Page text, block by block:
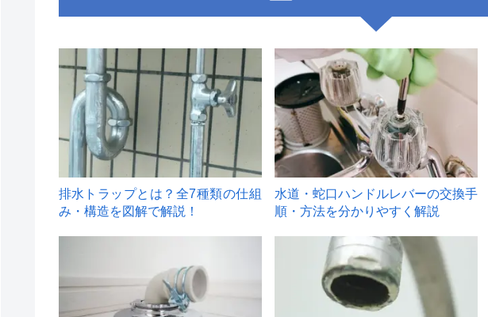
1
排水トラップとは？全7種類の仕組
み・構造を図解で解説！
2
水道・蛇口ハンドルレバーの交換手
順・方法を分かりやすく解説